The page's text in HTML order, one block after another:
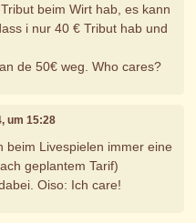
beim Wirt hab, es kann
i nur 40 € Tribut hab und
de 50€ weg. Who cares?
um 15:28
beim Livespielen immer eine
geplantem Tarif)
Oiso: Ich care!